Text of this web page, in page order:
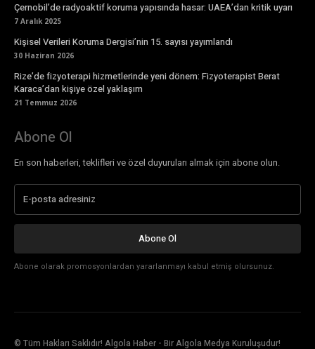
Çernobil’de radyoaktif koruma yapısında hasar: UAEA’dan kritik uyarı
7 Aralık 2025
Kişisel Verileri Koruma Dergisi’nin 15. sayısı yayımlandı
30 Haziran 2026
Rize’de fizyoterapi hizmetlerinde yeni dönem: Fizyoterapist Berat
Karaca’dan kişiye özel yaklaşım
21 Temmuz 2026
Abone Ol
En son haberleri, teklifleri ve özel duyuruları almak için abone olun.
Abone Ol
Abone olarak promosyonlardan yararlanmayı kabul etmiş olursunuz.
© Tüm Hakları Saklıdır! Algola Haber - Bir Algola Medya Kuruluşudur!